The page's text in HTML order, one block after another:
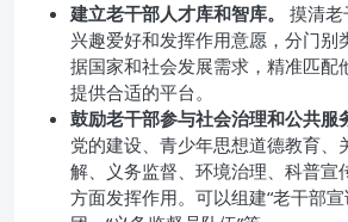
建立老干部人才库和智库。
摸清老
兴趣爱好和发挥作用意愿，分门别
据国家和社会发展需求，精准匹配
提供合适的平台。
鼓励老干部参与社会治理和公共服
党的建设、青少年思想道德教育、
解、义务监督、环境治理、科普宣
方面发挥作用。可以组建“老干部宣